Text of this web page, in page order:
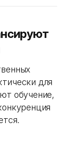
для
обучение,